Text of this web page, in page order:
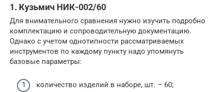
1. Кузьмич НИК-002/60
Для внимательного сравнения нужно изучить подробно
комплектацию и сопроводительную документацию.
Однако с учетом однотипности рассматриваемых
инструментов по каждому пункту надо упомянуть
базовые параметры:
количество изделий в наборе, шт. – 60;